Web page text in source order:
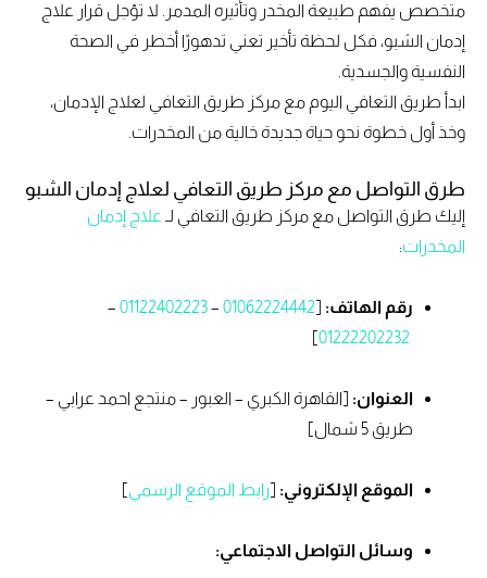
متخصص يفهم طبيعة المخدر وتأثيره المدمر. لا تؤجل قرار علاج
إدمان الشبو، فكل لحظة تأخير تعني تدهورًا أخطر في الصحة
النفسية والجسدية.
ابدأ طريق التعافي اليوم مع مركز طريق التعافي لعلاج الإدمان،
وخذ أول خطوة نحو حياة جديدة خالية من المخدرات.
طرق التواصل مع مركز طريق التعافي لعلاج إدمان الشبو
إليك طرق التواصل مع مركز طريق التعافي لـ علاج إدمان
المخدرات:
رقم الهاتف:[
01062224442
–
01122402223
–
01222202232
]
العنوان:[القاهرة الكبري – العبور – منتجع احمد عرابي –
طريق 5 شمال]
الموقع الإلكتروني: [ رابط الموقع الرسمي
وسائل التواصل الاجتماعي: